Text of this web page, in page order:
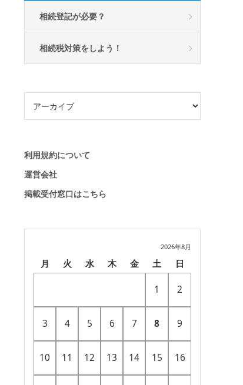
相続登記が必要？
相続税対策をしよう！
利用規約について
運営会社
掲載受付窓口はこちら
2026年8月
月 火 水 木 金 土 日
1 2
3 4 5 6 7 8 9
10 11 12 13 14 15 16